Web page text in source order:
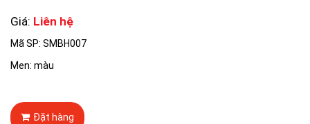
Giá: Liên hệ
Mã SP: SMBH007
Men: màu
Đặt hàng